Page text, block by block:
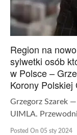
Region na
sylwetki osób
w Polsce –
Korony
Grzegorz Szarek
UIMLA.
Posted On 05 sty 2024